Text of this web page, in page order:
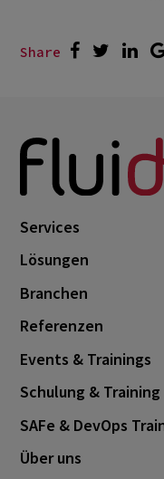
Share
Services
Lösungen
Branchen
Referenzen
Events & Trainings
Schulung & Training
SAFe & DevOps
Über uns